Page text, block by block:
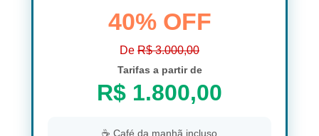
40% OFF
De R$ 3.000,00
Tarifas a partir de
R$ 1.800,00
☕ Café da manhã incluso